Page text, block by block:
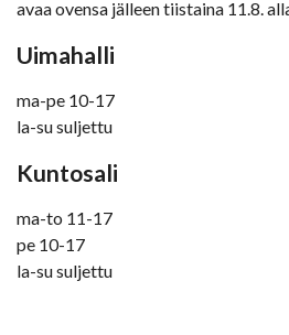
avaa ovensa jälleen tiistaina 11.8.
Uimahalli
ma-pe 10-17
la-su suljettu
Kuntosali
ma-to 11-17
pe 10-17
la-su suljettu